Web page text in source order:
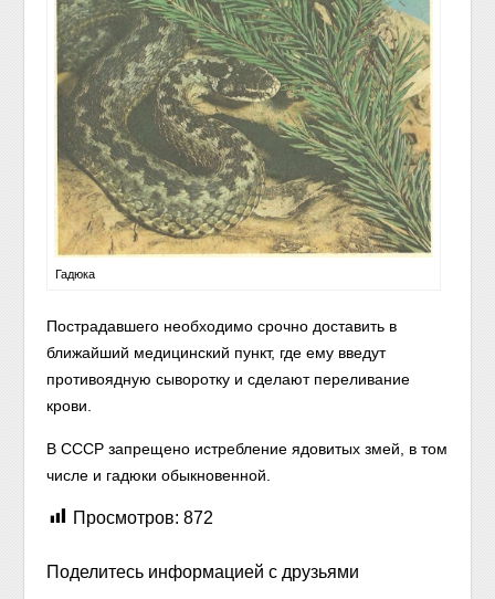
Гадюка
Пострадавшего необходимо срочно доставить в
ближайший медицинский пункт, где ему введут
противоядную сыворотку и сделают переливание
крови.
В СССР запрещено истребление ядовитых змей, в том
числе и гадюки обыкновенной.
Просмотров: 872
Поделитесь информацией с друзьями